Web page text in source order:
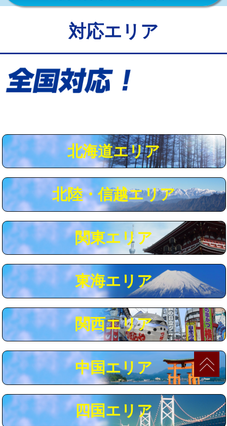
給水管工事※（バンド止め) 3,300円
給水管工事※（保温材使用（バンド止
め込み）)
用/3ｍまで)
給水管工事※（塩ビ管（VP・HI）使
用（追加）/3ｍ超え)
+8,800円
給水管工事※（ライニング鋼管・銅
管・ポリ管・HT管使用/3ｍまで)
44,000円
給水管工事※（ライニング鋼管・銅
管・ポリ管・HT管使用/3ｍ超え)
+8,800円
マス交換（土の掘削・埋め戻し作業） 11,000円~
マス交換（深さ50㎝未満） 55,000円
マス交換（深さ50㎝以上） 66,000円
コンクリート斫り（厚さ10㎝まで） 27,500円
コンクリート斫り（厚さ10㎝超え） 38,500円
モルタル補修（厚さ10㎝まで）
モルタル補修（厚さ10㎝超え） 38,500円
追加人工 16,500円
廃棄・処分 現場見積
対応エリア
北海道エリア
北陸・信越エリア
関東エリア
東海エリア
関西エリア
中国エリア
四国エリア